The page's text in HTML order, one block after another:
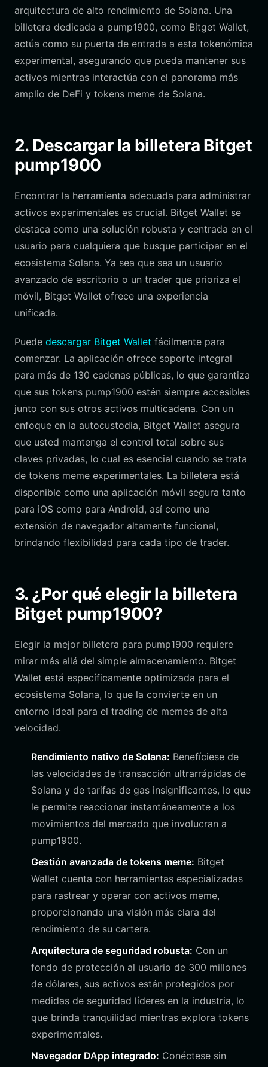
arquitectura de alto rendimiento de Solana. Una
billetera dedicada a pump1900, como Bitget Wallet,
actúa como su puerta de entrada a esta tokenómica
experimental, asegurando que pueda mantener sus
activos mientras interactúa con el panorama más
amplio de DeFi y tokens meme de Solana.
2. Descargar la billetera Bitget
pump1900
Encontrar la herramienta adecuada para administrar
activos experimentales es crucial. Bitget Wallet se
destaca como una solución robusta y centrada en el
usuario para cualquiera que busque participar en el
ecosistema Solana. Ya sea que sea un usuario
avanzado de escritorio o un trader que prioriza el
móvil, Bitget Wallet ofrece una experiencia
unificada.
Puede descargar Bitget Wallet fácilmente para
comenzar. La aplicación ofrece soporte integral
para más de 130 cadenas públicas, lo que garantiza
que sus tokens pump1900 estén siempre accesibles
junto con sus otros activos multicadena. Con un
enfoque en la autocustodia, Bitget Wallet asegura
que usted mantenga el control total sobre sus
claves privadas, lo cual es esencial cuando se trata
de tokens meme experimentales. La billetera está
disponible como una aplicación móvil segura tanto
para iOS como para Android, así como una
extensión de navegador altamente funcional,
brindando flexibilidad para cada tipo de trader.
3. ¿Por qué elegir la billetera
Bitget pump1900?
Elegir la mejor billetera para pump1900 requiere
mirar más allá del simple almacenamiento. Bitget
Wallet está específicamente optimizada para el
ecosistema Solana, lo que la convierte en un
entorno ideal para el trading de memes de alta
velocidad.
Rendimiento nativo de Solana: Benefíciese de
las velocidades de transacción ultrarrápidas de
Solana y de tarifas de gas insignificantes, lo que
le permite reaccionar instantáneamente a los
movimientos del mercado que involucran a
pump1900.
Gestión avanzada de tokens meme: Bitget
Wallet cuenta con herramientas especializadas
para rastrear y operar con activos meme,
proporcionando una visión más clara del
rendimiento de su cartera.
Arquitectura de seguridad robusta: Con un
fondo de protección al usuario de 300 millones
de dólares, sus activos están protegidos por
medidas de seguridad líderes en la industria, lo
que brinda tranquilidad mientras explora tokens
experimentales.
Navegador DApp integrado: Conéctese sin